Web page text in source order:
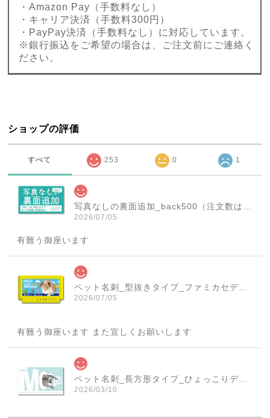
・Amazon Pay（手数料なし）
・キャリア決済（手数料300円）
・PayPay決済（手数料なし）に対応しています。
※銀行振込をご希望の場合は、ご注文前にご連絡く
ださい。
ショップの評価
すべて 253 0 1
2026/07/05
有難う御座います
2026/07/05
有難う御座います また宜しくお願いします
2026/03/10